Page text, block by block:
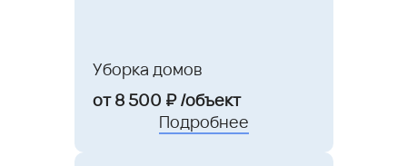
Уборка домов
от 8 500 ₽ /объект
Подробнее